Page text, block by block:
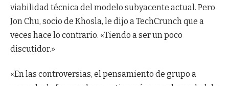
viabilidad técnica del modelo subyacente actual. Pero
Jon Chu, socio de Khosla, le dijo a TechCrunch que a
veces hace lo contrario. «Tiendo a ser un poco
discutidor.»
«En las controversias, el pensamiento de grupo a